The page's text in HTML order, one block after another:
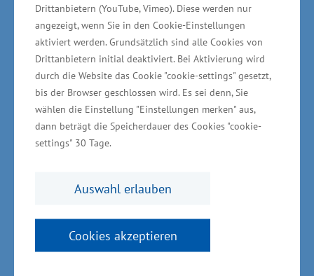
Drittanbietern (YouTube, Vimeo). Diese werden nur
angezeigt, wenn Sie in den Cookie-Einstellungen
aktiviert werden. Grundsätzlich sind alle Cookies von
Drittanbietern initial deaktiviert. Bei Aktivierung wird
durch die Website das Cookie "cookie-settings" gesetzt,
bis der Browser geschlossen wird. Es sei denn, Sie
wählen die Einstellung "Einstellungen merken" aus,
dann beträgt die Speicherdauer des Cookies "cookie-
settings" 30 Tage.
Auswahl erlauben
Cookies akzeptieren
arbeiten wir in Ha Tinh mit unseren Freunden
von der ehrwürdigen Fachhochschule Krems
(Niederösterreich) eng zusammen“, so Rudolph.
Internationaler Beirat aus
Wirtschaft, Politik und
Sprachakademie begleiten
In Vietnam ist gegenwärtig unter der Leitung
von Wirtschaftsstaatssekretär Dr. Stefan